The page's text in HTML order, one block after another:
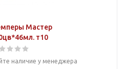
Мастер
т10
наличие у менеджера